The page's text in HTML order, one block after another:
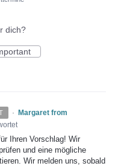
dich?
· Margaret from
Ihren Vorschlag! Wir
und eine mögliche
Wir melden uns, sobald